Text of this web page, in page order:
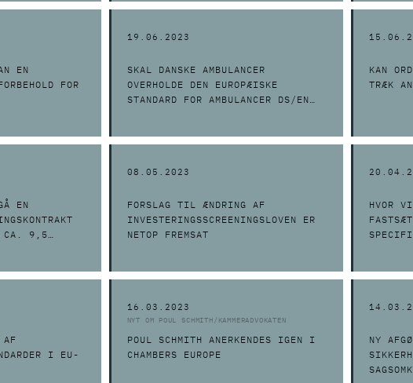
EN
FOR
19.06.2023
SKAL DANSKE AMBULANCER
OVERHOLDE DEN EUROPÆISKE
STANDARD FOR AMBULANCER DS/EN
KAN
TRÆK
EN
CA. 9,5
08.05.2023
FORSLAG TIL ÆNDRING AF
INVESTERINGSSCREENINGSLOVEN ER
NETOP FREMSAT
HVOR
AF
I EU-
16.03.2023
NYT OM POUL SCHMITH/KAMMERADVOKATEN
POUL SCHMITH ANERKENDES IGEN I
CHAMBERS EUROPE
NY